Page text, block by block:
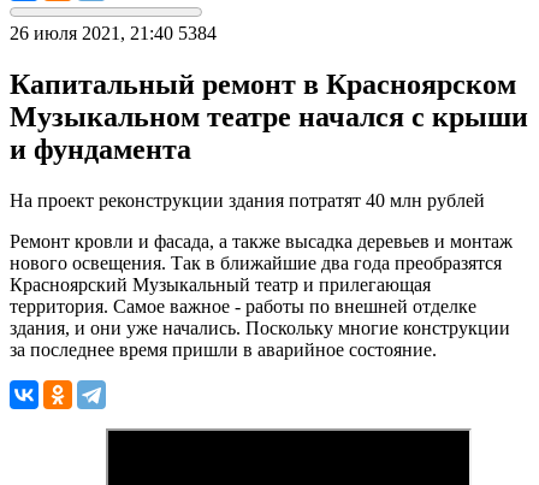
26 июля 2021, 21:40 5384
Капитальный ремонт в Красноярском
Музыкальном театре начался с крыши
и фундамента
На проект реконструкции здания потратят 40 млн рублей
Ремонт кровли и фасада, а также высадка деревьев и монтаж
нового освещения. Так в ближайшие два года преобразятся
Красноярский Музыкальный театр и прилегающая
территория. Самое важное - работы по внешней отделке
здания, и они уже начались. Поскольку многие конструкции
за последнее время пришли в аварийное состояние.